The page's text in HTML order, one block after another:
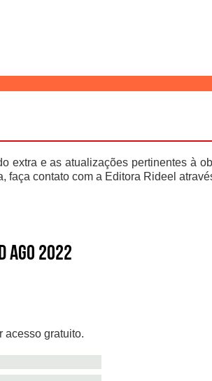
extra e as atualizações pertinentes à
faça contato com a Editora Rideel
ago 2022
acesso gratuito.